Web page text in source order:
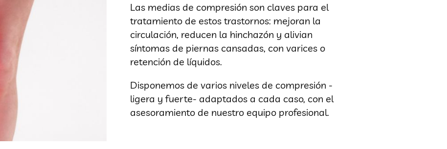
Las medias de compresión son claves para el
tratamiento de estos trastornos: mejoran la
circulación, reducen la hinchazón y alivian
síntomas de piernas cansadas, con varices o
retención de líquidos.
Disponemos de varios niveles de compresión -
ligera y fuerte- adaptados a cada caso, con el
asesoramiento de nuestro equipo profesional.